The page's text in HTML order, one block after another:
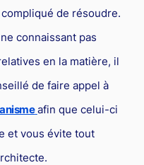
corporel
de résoudre.
connaissant pas
en la matière, il
de faire appel à
afin que celui-ci
et vous évite tout